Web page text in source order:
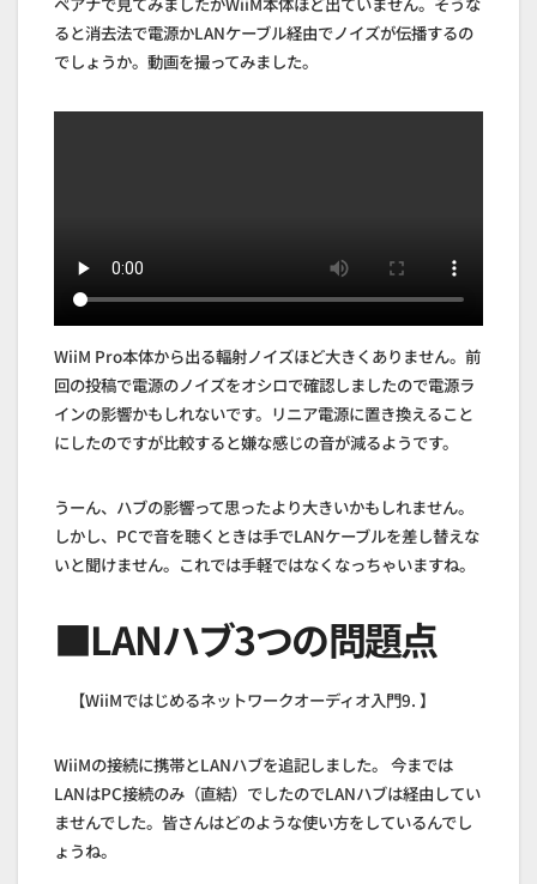
ると消去法で電源かLANケーブル経由でノイズが伝播するの
でしょうか。動画を撮ってみました。
WiiM Pro本体から出る輻射ノイズほど大きくありません。前
回の投稿で電源のノイズをオシロで確認しましたので電源ラ
インの影響かもしれないです。リニア電源に置き換えること
にしたのですが比較すると嫌な感じの音が減るようです。
うーん、ハブの影響って思ったより大きいかもしれません。
しかし、PCで音を聴くときは手でLANケーブルを差し替えな
いと聞けません。これでは手軽ではなくなっちゃいますね。
■LANハブ3つの問題点
【WiiMではじめるネットワークオーディオ入門9. 】
WiiMの接続に携帯とLANハブを追記しました。 今までは
LANはPC接続のみ（直結）でしたのでLANハブは経由してい
ませんでした。皆さんはどのような使い方をしているんでし
ょうね。